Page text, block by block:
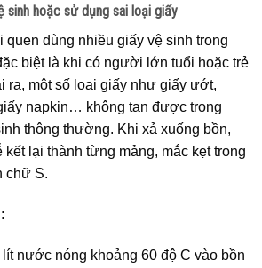
sinh hoặc sử dụng sai loại giấy
quen dùng nhiều giấy vệ sinh trong
biệt là khi có người lớn tuổi hoặc trẻ
ra, một số loại giấy như giấy ướt,
napkin… không tan được trong
thông thường. Khi xả xuống bồn,
lại thành từng mảng, mắc kẹt trong
chữ S.
nước nóng khoảng 60 độ C vào bồn